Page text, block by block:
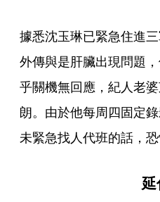
據悉沈玉琳已緊急住進
外傳與是肝臟出現問題
乎關機無回應，紀人老
朗。由於他每周四固定
未緊急找人代班的話，恐